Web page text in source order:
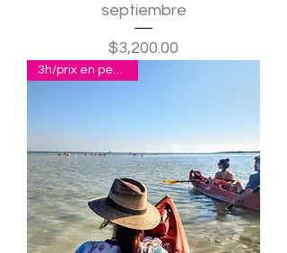
septiembre
Precio
$3,200.00